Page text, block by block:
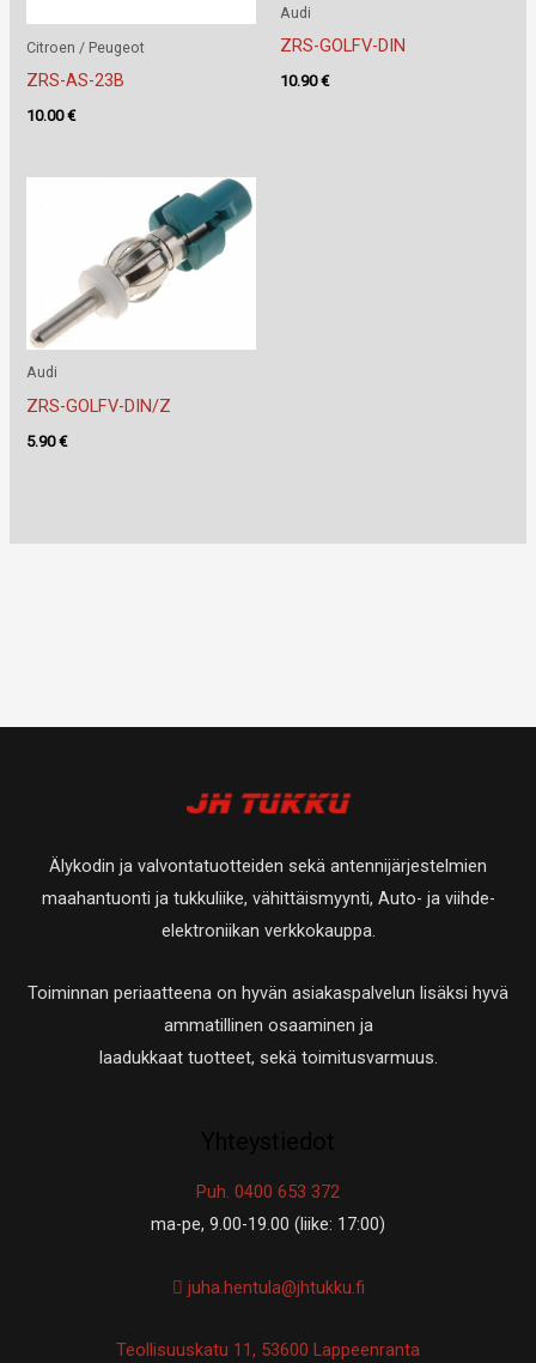
Citroen / Peugeot
ZRS-AS-23B
10.00€
Audi
ZRS-GOLFV-DIN
10.90€
Audi
ZRS-GOLFV-DIN/Z
5.90€
Älykodin ja valvontatuotteiden sekä antennijärjestelmien
maahantuonti ja tukkuliike, vähittäismyynti, Auto- ja viihde-
elektroniikan verkkokauppa.
Toiminnan periaatteena on hyvän asiakaspalvelun lisäksi hyvä
ammatillinen osaaminen ja
laadukkaat tuotteet, sekä toimitusvarmuus.
Puh. 0400 653 372
ma-pe, 9.00-19.00 (liike: 17:00)
juha.hentula@jhtukku.fi
Teollisuuskatu 11, 53600 Lappeenranta